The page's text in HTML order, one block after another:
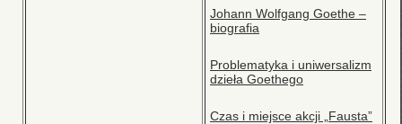
Johann Wolfgang Goethe –
biografia
Problematyka i uniwersalizm
dzieła Goethego
Czas i miejsce akcji „Fausta”